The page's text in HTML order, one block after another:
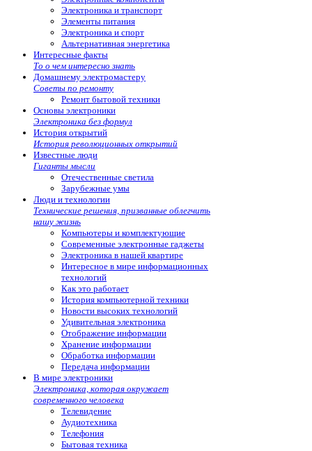
Электроника и транспорт
Элементы питания
Электроника и спорт
Альтернативная энергетика
Интересные факты
То о чем интересно знать
Домашнему электромастеру
Советы по ремонту
Ремонт бытовой техники
Основы электроники
Электроника без формул
История открытий
История революционных открытий
Известные люди
Гиганты мысли
Отечественные светила
Зарубежные умы
Люди и технологии
Технические решения, призванные облегчить
нашу жизнь
Компьютеры и комплектующие
Современные электронные гаджеты
Электроника в нашей квартире
Интересное в мире информационных
технологий
Как это работает
История компьютерной техники
Новости высоких технологий
Удивительная электроника
Отображение информации
Хранение информации
Обработка информации
Передача информации
В мире электроники
Электроника, которая окружает
современного человека
Телевидение
Аудиотехника
Телефония
Бытовая техника